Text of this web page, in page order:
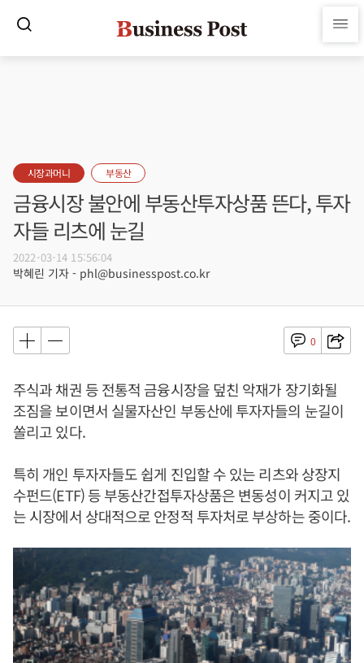
시장과머니 부동산
금융시장 불안에 부동산투자상품 뜬다, 투자
자들 리츠에 눈길
2022-03-14 15:56:04
박혜린 기자 - phl@businesspost.co.kr
0
주식과 채권 등 전통적 금융시장을 덮친 악재가 장기화될
조짐을 보이면서 실물자산인 부동산에 투자자들의 눈길이
쏠리고 있다.
특히 개인 투자자들도 쉽게 진입할 수 있는 리츠와 상장지
수펀드(ETF) 등 부동산간접투자상품은 변동성이 커지고 있
는 시장에서 상대적으로 안정적 투자처로 부상하는 중이다.